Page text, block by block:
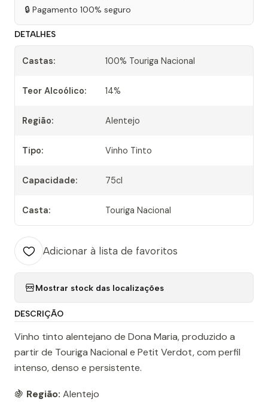
🔒 Pagamento 100% seguro
DETALHES
Castas: 100% Touriga Nacional
Teor Alcoólico: 14%
Região: Alentejo
Tipo: Vinho Tinto
Capacidade: 75cl
Casta: Touriga Nacional
Adicionar à lista de favoritos
Mostrar stock das localizações
DESCRIÇÃO
Vinho tinto alentejano de Dona Maria, produzido a
partir de Touriga Nacional e Petit Verdot, com perfil
intenso, denso e persistente.
🍇 Região: Alentejo